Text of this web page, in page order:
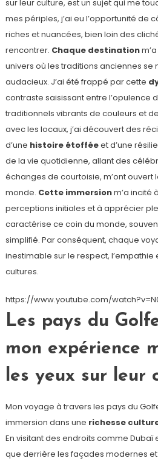
sur leur culture, est un sujet qui me
mes périples, j’ai eu l’opportunité de
riches et nuancées, bien loin des
rencontrer. Chaque destination
univers où les traditions anciennes
audacieux. J’ai été frappé par cette
contraste saisissant entre l’opulence
traditionnels vibrants de couleurs et
avec les locaux, j’ai découvert des
d’une histoire étofféeet d’une
de la vie quotidienne, allant des
échanges de courtoisie, m’ont ouvert
monde. Cette immersionm’a incité
perceptions initiales et à apprécier
caractérise ce coin du monde,
simplifié. Par conséquent, chaque
inestimable sur le respect, l’empathie
cultures.
https://www.youtube.com/
Les pays du
mon expérience
les yeux sur leur
Mon voyage à travers les pays du
immersion dans une richesse
En visitant des endroits comme Dubaï
que derrière les façades modernes